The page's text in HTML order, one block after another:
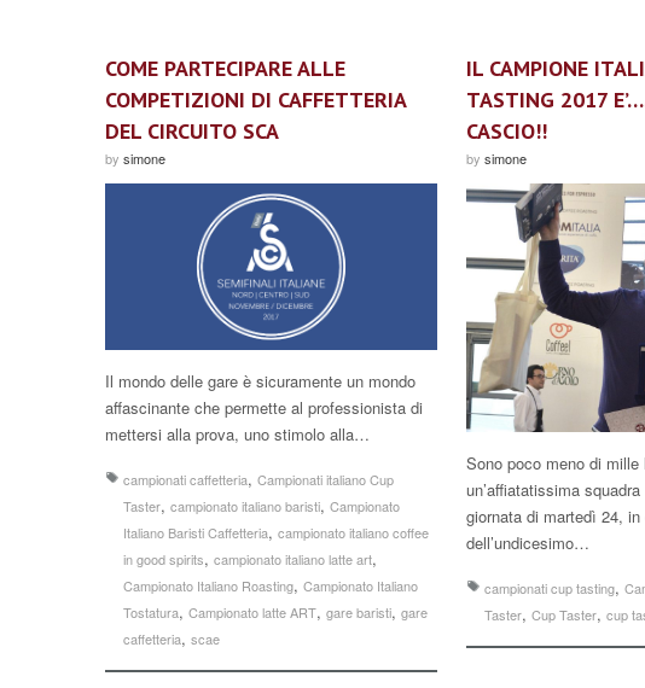
COME PARTECIPARE ALLE
COMPETIZIONI DI CAFFETTERIA
DEL CIRCUITO SCA
by simone
Il mondo delle gare è sicuramente un mondo
affascinante che permette al professionista di
mettersi alla prova, uno stimolo alla…
campionati caffetteria, Campionati italiano Cup
Taster, campionato italiano baristi, Campionato
Italiano Baristi Caffetteria, campionato italiano coffee
in good spirits, campionato italiano latte art,
Campionato Italiano Roasting, Campionato Italiano
Tostatura, Campionato latte ART, gare baristi, gare
caffetteria, scae
IL CAMPIONE
TASTING 2017
CASCIO!!
by simone
Sono poco meno di
un’affiatatissima
giornata di martedì 24,
dell’undicesimo…
campionati cup tasting,
Taster, Cup Taster, cup